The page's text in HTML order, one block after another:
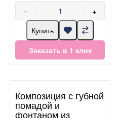
- +
Купить
Заказать в 1 клик
Композиция с губной
помадой и
фонтаном из